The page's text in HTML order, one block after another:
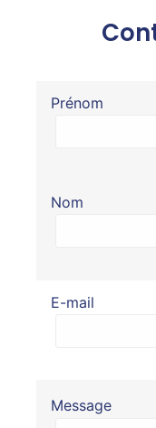
Prénom
Nom
E-mail
Message